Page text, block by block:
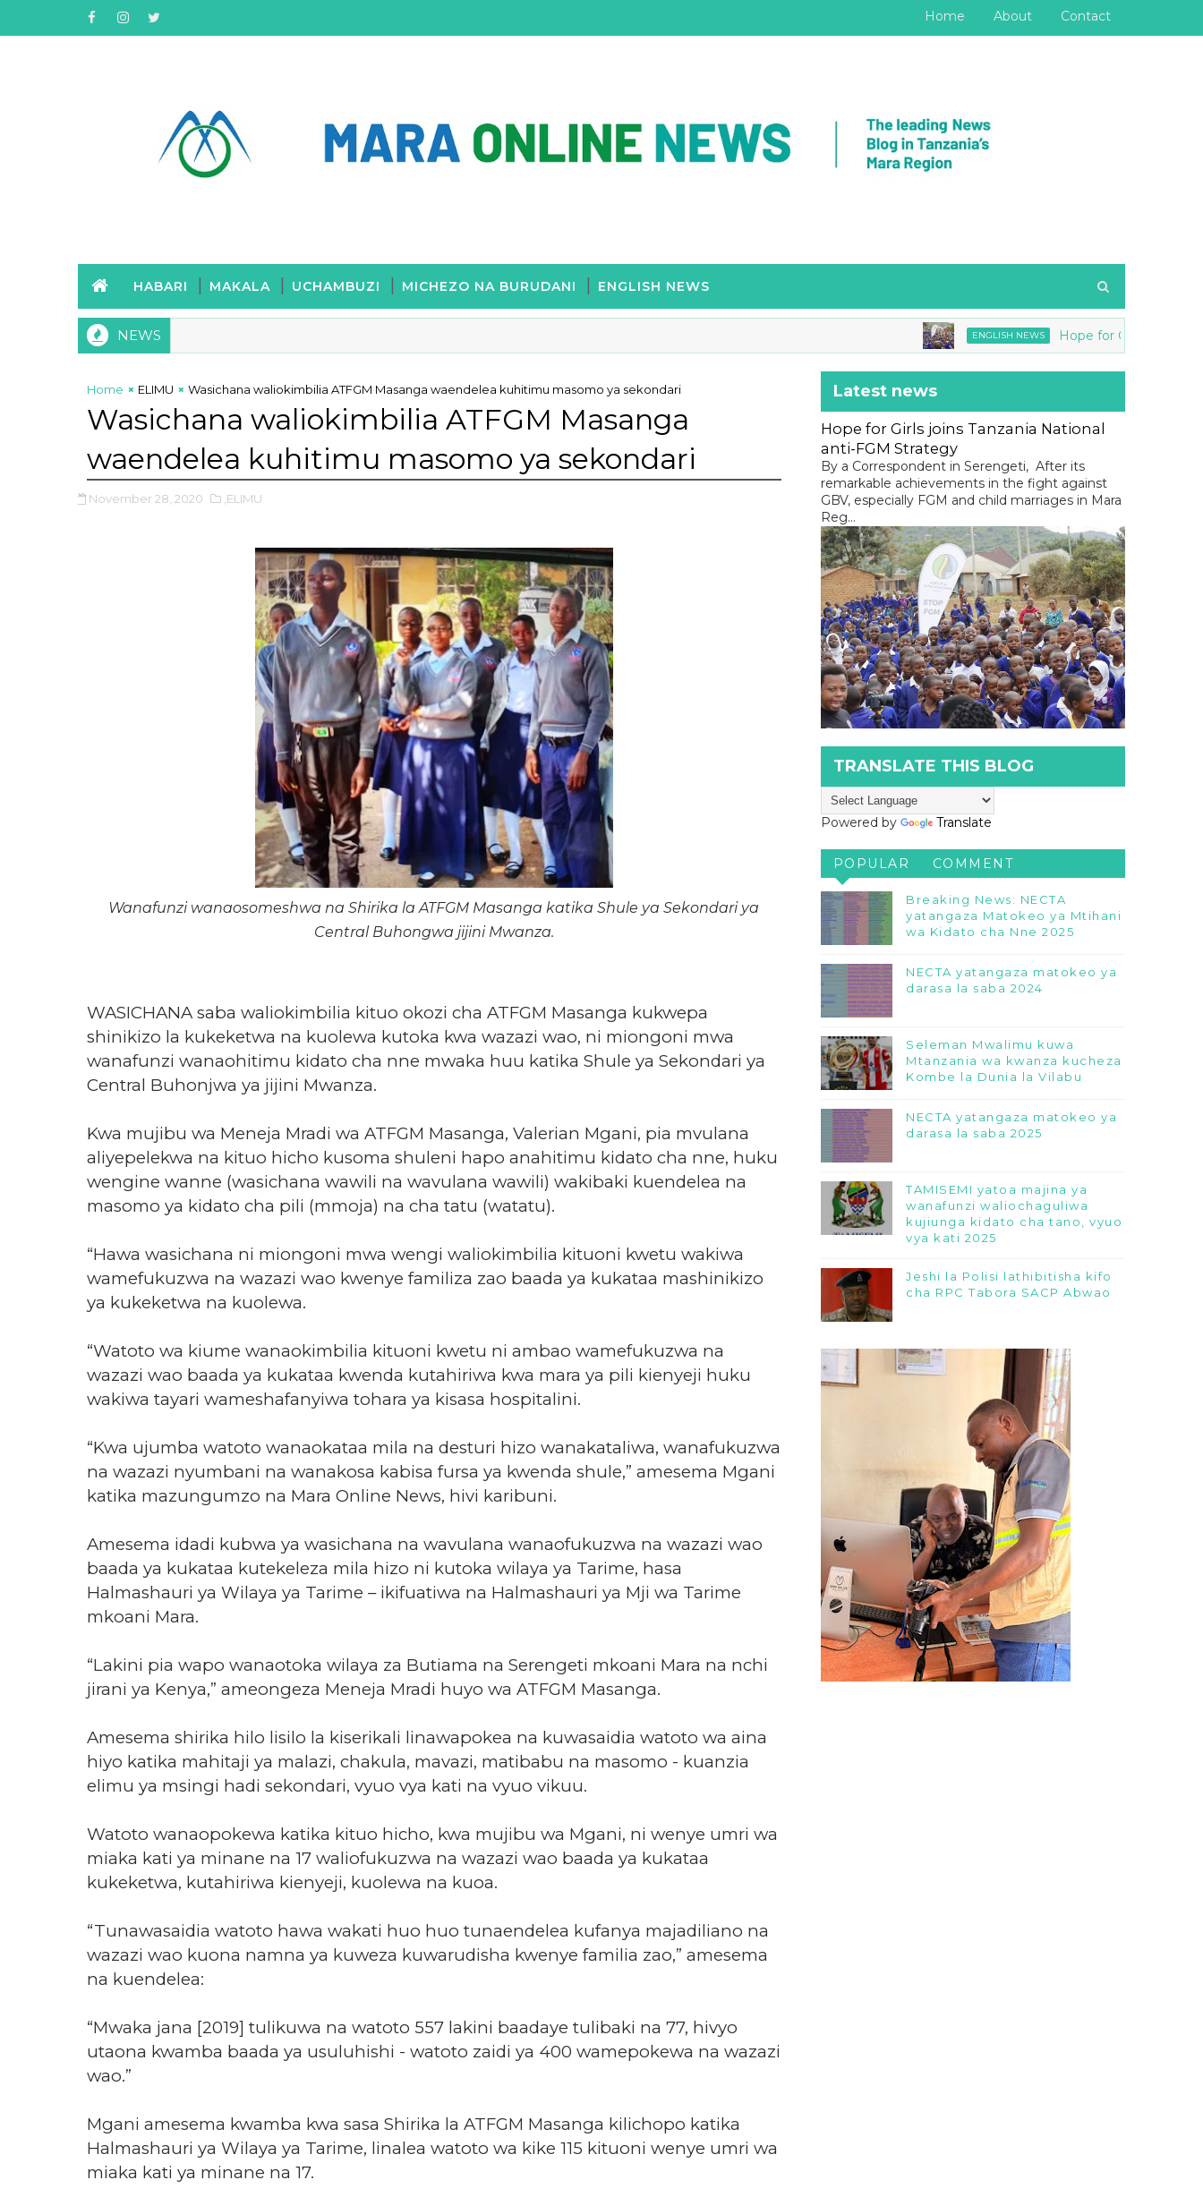
Home About Contact
HABARI MAKALA UCHAMBUZI MICHEZO NA BURUDANI ENGLISH NEWS
NEWS ENGLISH NEWS Hope for Girls joins Tanzania
Home ELIMU Wasichana waliokimbilia ATFGM Masanga waendelea kuhitimu masomo ya sekondari
Wasichana waliokimbilia ATFGM Masanga
waendelea kuhitimu masomo ya sekondari
November 28, 2020 ,ELIMU
Wanafunzi wanaosomeshwa na Shirika la ATFGM Masanga katika Shule ya Sekondari ya
Central Buhongwa jijini Mwanza.
WASICHANA saba waliokimbilia kituo okozi cha ATFGM Masanga kukwepa
shinikizo la kukeketwa na kuolewa kutoka kwa wazazi wao, ni miongoni mwa
wanafunzi wanaohitimu kidato cha nne mwaka huu katika Shule ya Sekondari ya
Central Buhonjwa ya jijini Mwanza.
Kwa mujibu wa Meneja Mradi wa ATFGM Masanga, Valerian Mgani, pia mvulana
aliyepelekwa na kituo hicho kusoma shuleni hapo anahitimu kidato cha nne, huku
wengine wanne (wasichana wawili na wavulana wawili) wakibaki kuendelea na
masomo ya kidato cha pili (mmoja) na cha tatu (watatu).
“Hawa wasichana ni miongoni mwa wengi waliokimbilia kituoni kwetu wakiwa
wamefukuzwa na wazazi wao kwenye familiza zao baada ya kukataa mashinikizo
ya kukeketwa na kuolewa.
“Watoto wa kiume wanaokimbilia kituoni kwetu ni ambao wamefukuzwa na
wazazi wao baada ya kukataa kwenda kutahiriwa kwa mara ya pili kienyeji huku
wakiwa tayari wameshafanyiwa tohara ya kisasa hospitalini.
“Kwa ujumba watoto wanaokataa mila na desturi hizo wanakataliwa, wanafukuzwa
na wazazi nyumbani na wanakosa kabisa fursa ya kwenda shule,” amesema Mgani
katika mazungumzo na Mara Online News, hivi karibuni.
Amesema idadi kubwa ya wasichana na wavulana wanaofukuzwa na wazazi wao
baada ya kukataa kutekeleza mila hizo ni kutoka wilaya ya Tarime, hasa
Halmashauri ya Wilaya ya Tarime – ikifuatiwa na Halmashauri ya Mji wa Tarime
mkoani Mara.
“Lakini pia wapo wanaotoka wilaya za Butiama na Serengeti mkoani Mara na nchi
jirani ya Kenya,” ameongeza Meneja Mradi huyo wa ATFGM Masanga.
Amesema shirika hilo lisilo la kiserikali linawapokea na kuwasaidia watoto wa aina
hiyo katika mahitaji ya malazi, chakula, mavazi, matibabu na masomo - kuanzia
elimu ya msingi hadi sekondari, vyuo vya kati na vyuo vikuu.
Watoto wanaopokewa katika kituo hicho, kwa mujibu wa Mgani, ni wenye umri wa
miaka kati ya minane na 17 waliofukuzwa na wazazi wao baada ya kukataa
kukeketwa, kutahiriwa kienyeji, kuolewa na kuoa.
“Tunawasaidia watoto hawa wakati huo huo tunaendelea kufanya majadiliano na
wazazi wao kuona namna ya kuweza kuwarudisha kwenye familia zao,” amesema
na kuendelea:
“Mwaka jana [2019] tulikuwa na watoto 557 lakini baadaye tulibaki na 77, hivyo
utaona kwamba baada ya usuluhishi - watoto zaidi ya 400 wamepokewa na wazazi
wao.”
Mgani amesema kwamba kwa sasa Shirika la ATFGM Masanga kilichopo katika
Halmashauri ya Wilaya ya Tarime, linalea watoto wa kike 115 kituoni wenye umri wa
miaka kati ya minane na 17.
Latest news
Hope for Girls joins Tanzania National
anti-FGM Strategy
By a Correspondent in Serengeti, After its
remarkable achievements in the fight against
GBV, especially FGM and child marriages in Mara
Reg...
TRANSLATE THIS BLOG
Powered by Translate
POPULAR COMMENT
Breaking News: NECTA
yatangaza Matokeo ya Mtihani
wa Kidato cha Nne 2025
NECTA yatangaza matokeo ya
darasa la saba 2024
Seleman Mwalimu kuwa
Mtanzania wa kwanza kucheza
Kombe la Dunia la Vilabu
NECTA yatangaza matokeo ya
darasa la saba 2025
TAMISEMI yatoa majina ya
wanafunzi waliochaguliwa
kujiunga kidato cha tano, vyuo
vya kati 2025
Jeshi la Polisi lathibitisha kifo
cha RPC Tabora SACP Abwao